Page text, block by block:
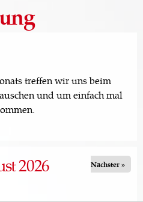
treffen wir uns beim
und um einfach mal
2026 Nächster »